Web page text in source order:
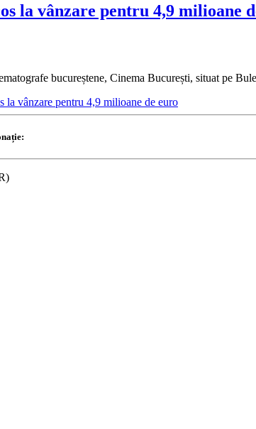
la vânzare pentru 4,9 milioane
bucureștene, Cinema București, situat pe
la vânzare pentru 4,9 milioane de euro